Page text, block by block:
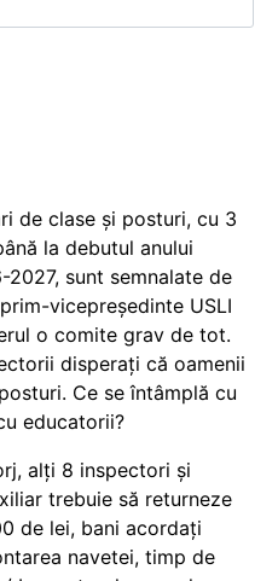
de clase și posturi, cu 3
la debutul anului
2027, sunt semnalate de
vicepreședinte USLI
o comite grav de tot.
disperați că oamenii
Ce se întâmplă cu
educatorii?
alți 8 inspectori și
trebuie să returneze
de lei, bani acordați
navetei, timp de